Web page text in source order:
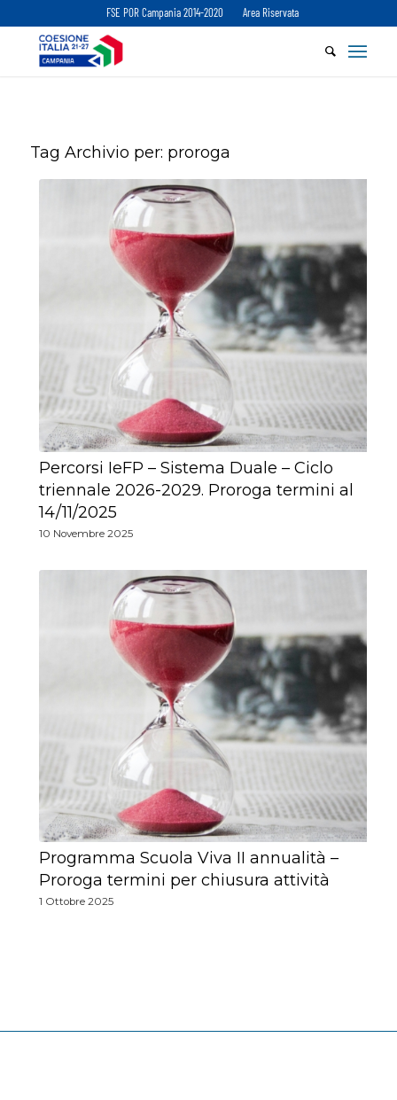
FSE POR Campania 2014-2020 Area Riservata
Tag Archivio per: proroga
Percorsi IeFP – Sistema Duale – Ciclo
triennale 2026-2029. Proroga termini al
14/11/2025
10 Novembre 2025
Programma Scuola Viva II annualità –
Proroga termini per chiusura attività
1 Ottobre 2025